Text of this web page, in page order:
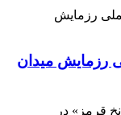
رزمایش میدان